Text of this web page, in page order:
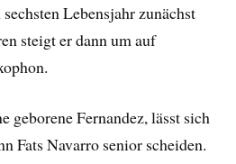
Lebensjahr zunächst
steigt er dann um auf
Fernandez, lässt sich
Fats Navarro senior scheiden.